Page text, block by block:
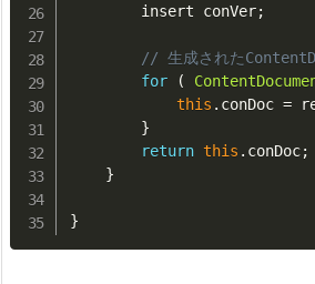
        insert conVer
;
// 生成された
for
(
this . conDoc =
}
return this . conDoc;
}
}